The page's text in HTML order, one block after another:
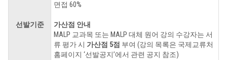
선발기준
면접 60%
가산점 안내
MALP 교과목 또는 MALP 대체 원어 강의 수강자는 서
류 평가 시 가산점 5점 부여 (강의 목록은 국제교류처
홈페이지 ‘선발공지’에서 관련 공지 참조)